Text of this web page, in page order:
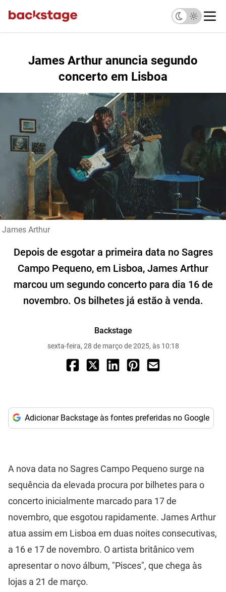
James Arthur anuncia segundo
concerto em Lisboa
James Arthur
Depois de esgotar a primeira data no Sagres
Campo Pequeno, em Lisboa, James Arthur
marcou um segundo concerto para dia 16 de
novembro. Os bilhetes já estão à venda.
Backstage
sexta-feira, 28 de março de 2025, às 10:18
Adicionar Backstage às fontes preferidas no Google
A nova data no Sagres Campo Pequeno surge na
sequência da elevada procura por bilhetes para o
concerto inicialmente marcado para 17 de
novembro, que esgotou rapidamente. James Arthur
atua assim em Lisboa em duas noites consecutivas,
a 16 e 17 de novembro. O artista britânico vem
apresentar o novo álbum, "Pisces", que chega às
lojas a 21 de março.